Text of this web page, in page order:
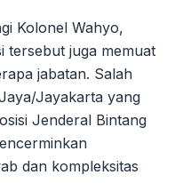
Kolonel Wahyo,
tersebut juga memuat
jabatan. Salah
Jayakarta yang
Jenderal Bintang
dan kompleksitas